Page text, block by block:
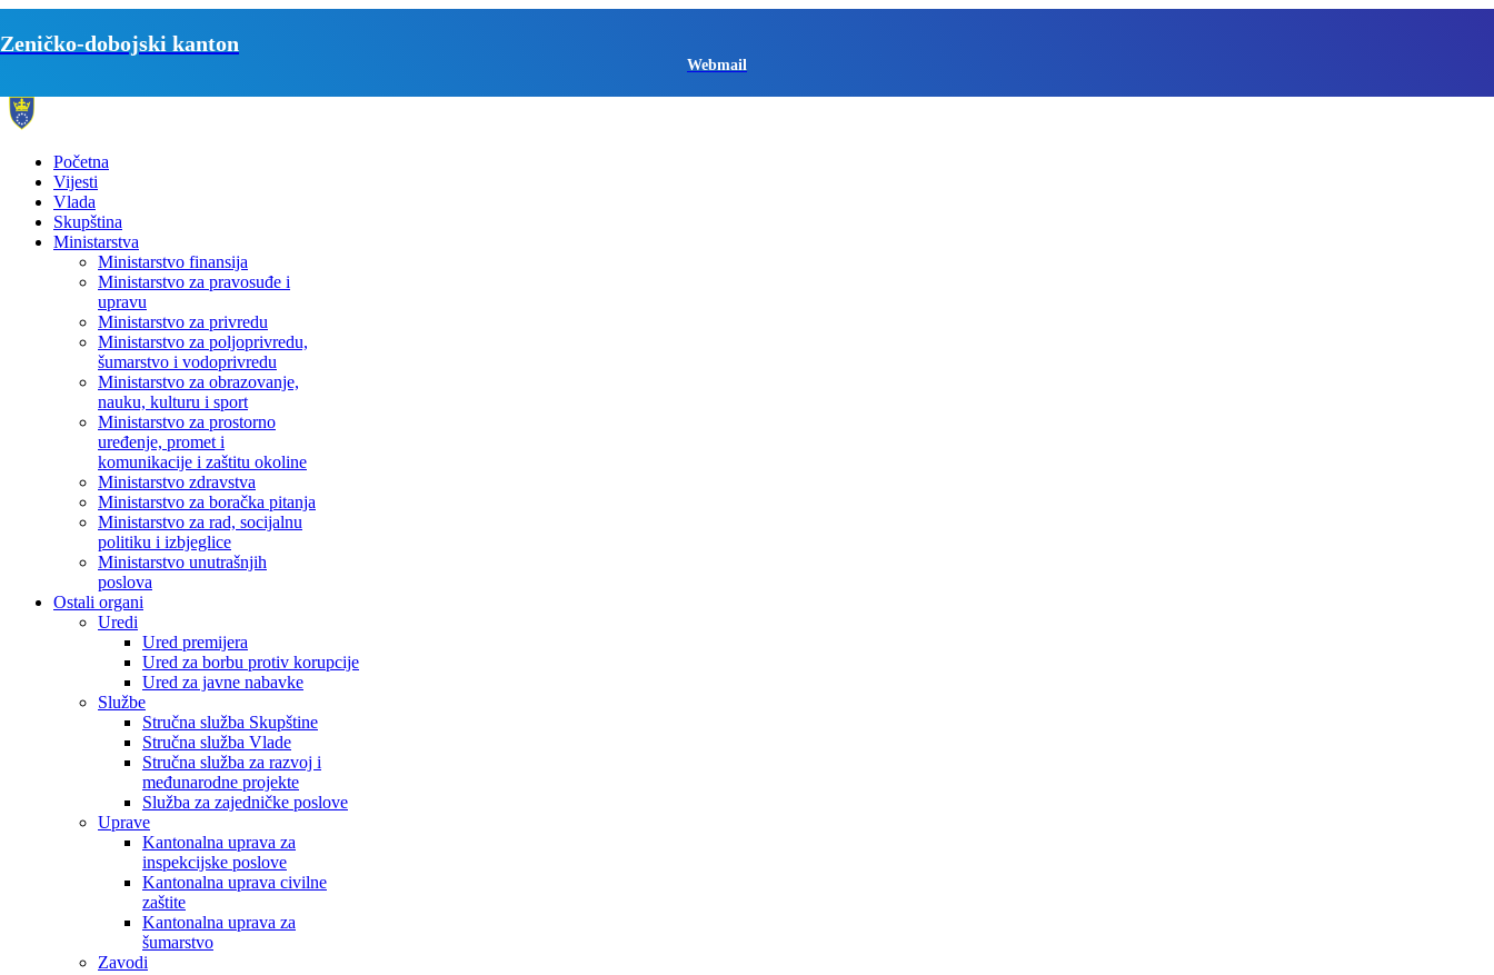
Zeničko-dobojski kanton
Webmail
Početna
Vijesti
Vlada
Skupština
Ministarstva
Ministarstvo finansija
Ministarstvo za pravosuđe i
upravu
Ministarstvo za privredu
Ministarstvo za poljoprivredu,
šumarstvo i vodoprivredu
Ministarstvo za obrazovanje,
nauku, kulturu i sport
Ministarstvo za prostorno
uređenje, promet i
komunikacije i zaštitu okoline
Ministarstvo zdravstva
Ministarstvo za boračka pitanja
Ministarstvo za rad, socijalnu
politiku i izbjeglice
Ministarstvo unutrašnjih
poslova
Ostali organi
Uredi
Ured premijera
Ured za borbu protiv korupcije
Ured za javne nabavke
Službe
Stručna služba Skupštine
Stručna služba Vlade
Stručna služba za razvoj i
međunarodne projekte
Služba za zajedničke poslove
Uprave
Kantonalna uprava za
inspekcijske poslove
Kantonalna uprava civilne
zaštite
Kantonalna uprava za
šumarstvo
Zavodi